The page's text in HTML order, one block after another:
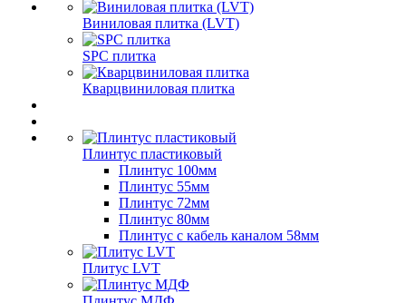
Виниловая плитка (LVT)
SPC плитка
Кварцвиниловая плитка
Плинтус пластиковый
Плинтус 100мм
Плинтус 55мм
Плинтус 72мм
Плинтус 80мм
Плинтус с кабель каналом 58мм
Плитус LVT